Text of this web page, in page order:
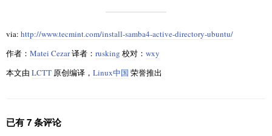
via: http://www.tecmint.com/install-samba4-active-directory-ubuntu/
作者： Matei Cezar译者： rusking 校对： wxy
本文由 LCTT 原创编译， Linux中国 荣誉推出
已有 7 条评论